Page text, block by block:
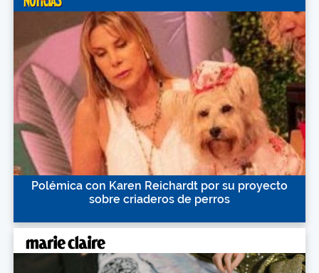
Polémica con Karen Reichardt por su proyecto
sobre criaderos de perros